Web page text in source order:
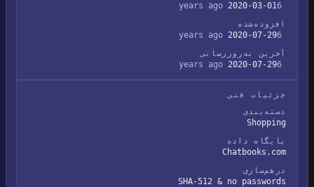
2020-03-01
افزوده‌شده
2020-07-29
آخرین به‌روزرسانی
2020-07-29
جزئیات فنی
دسته‌بندی
Shopping
پایگاه داده
Chatbooks.com
درهم‌سازی
SHA-512 & no passwords